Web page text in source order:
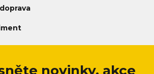
novinky, akce